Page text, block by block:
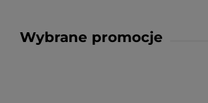
Wybrane promocje